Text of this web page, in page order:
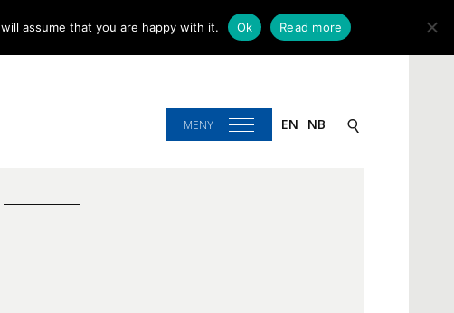
MENY EN NB
assume that you are happy with it. Ok Read more